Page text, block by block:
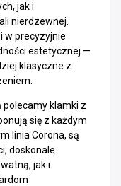
jak i
nierdzewnej.
w precyzyjnie
estetycznej —
klasyczne z
polecamy klamki z
się z każdym
linia Corona, są
doskonale
jak i